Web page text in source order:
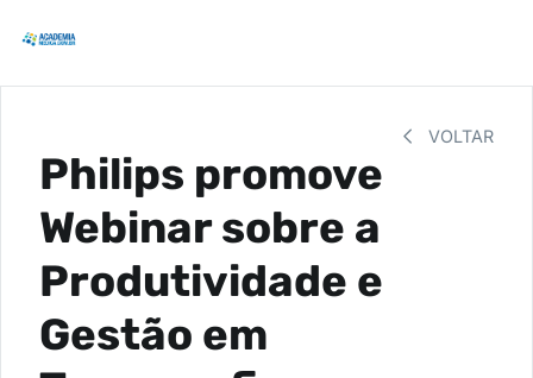
VOLTAR
Philips promove
Webinar sobre a
Produtividade e
Gestão em